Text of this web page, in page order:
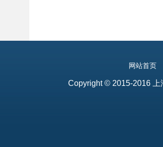
网站首页
Copyright © 2015-2016 上